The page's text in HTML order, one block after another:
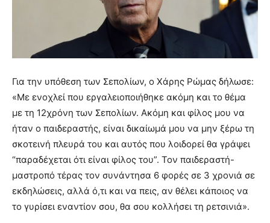
Για την υπόθεση των Σεπολίων, ο Χάρης Ρώμας δήλωσε:
«Με ενοχλεί που εργαλειοποιήθηκε ακόμη και το θέμα
με τη 12χρόνη των Σεπολίων. Ακόμη και φίλος μου να
ήταν ο παιδεραστής, είναι δικαίωμά μου να μην ξέρω τη
σκοτεινή πλευρά του και αυτός που λοιδορεί θα γράψει
“παραδέχεται ότι είναι φίλος του”. Τον παιδεραστή-
μαστροπό τέρας τον συνάντησα 6 φορές σε 3 χρονιά σε
εκδηλώσεις, αλλά ό,τι και να πεις, αν θέλει κάποιος να
το γυρίσει εναντίον σου, θα σου κολλήσει τη ρετσινιά».